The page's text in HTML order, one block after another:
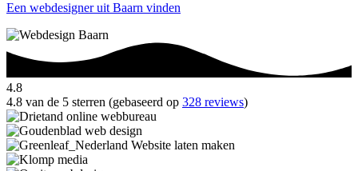
Een webdesigner uit Baarn vinden
4.8
4.8 van de 5 sterren (gebaseerd op 328 reviews)